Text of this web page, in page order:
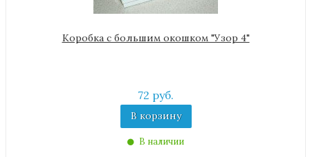
Коробка с большим окошком "Узор 4"
72 руб.
В корзину
В наличии